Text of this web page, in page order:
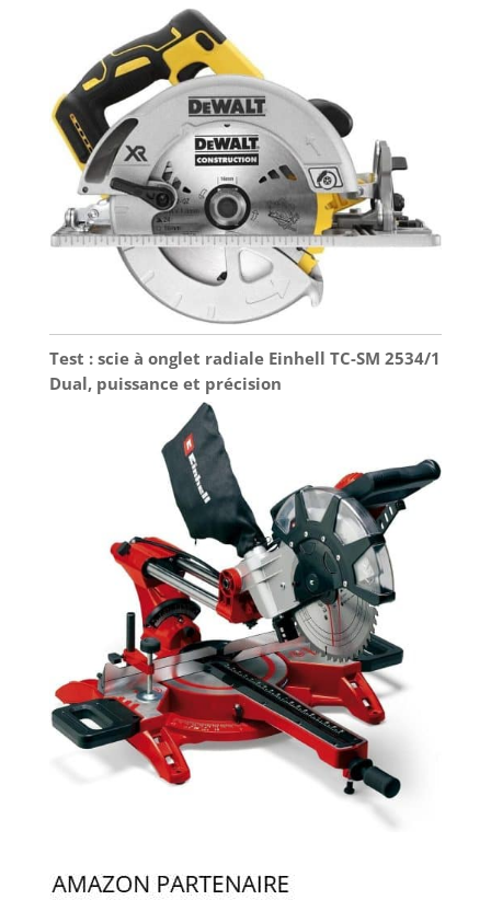
Test : scie à onglet radiale Einhell TC-SM 2534/1
Dual, puissance et précision